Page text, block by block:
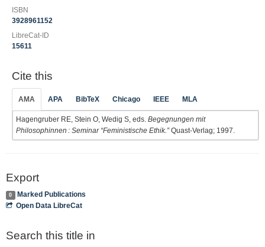
ISBN
3928961152
LibreCat-ID
15611
Cite this
AMA APA BibTeX Chicago IEEE MLA
Hagengruber RE, Stein O, Wedig S, eds. Begegnungen mit
Philosophinnen : Seminar “Feministische Ethik.”Quast-Verlag; 1997.
Export
0
Marked Publications
Open Data LibreCat
Search this title in